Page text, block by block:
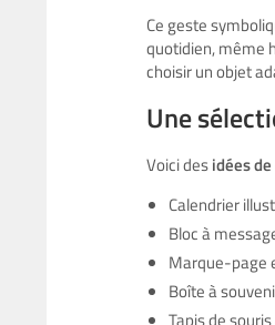
Ce geste
quotidien, même
choisir un objet
Une
Voici desidées
Calendrier
Bloc à
Marque-page
Boîte à